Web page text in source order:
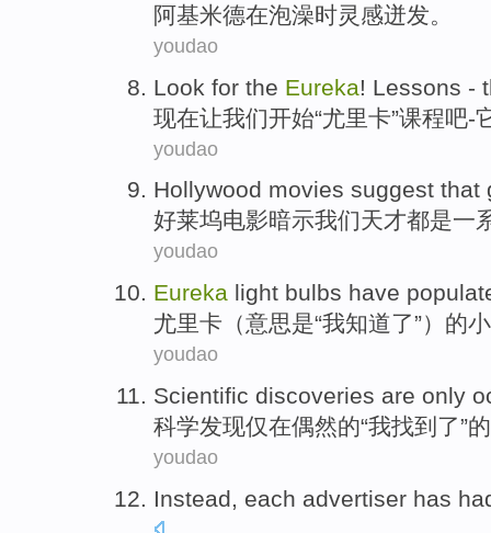
阿基米德在泡澡时灵感迸发。
youdao
Look for the Eureka! Lessons -
现在让我们开始“尤里卡”课程吧-
youdao
Hollywood movies suggest that
好莱坞电影暗示我们天才都是一
youdao
Eureka light bulbs have
尤里卡 （意思是“我知道了”） 的小
youdao
Scientific discoveries are only
科学发现仅在偶然的“我找到 了”的
youdao
Instead, each advertiser has